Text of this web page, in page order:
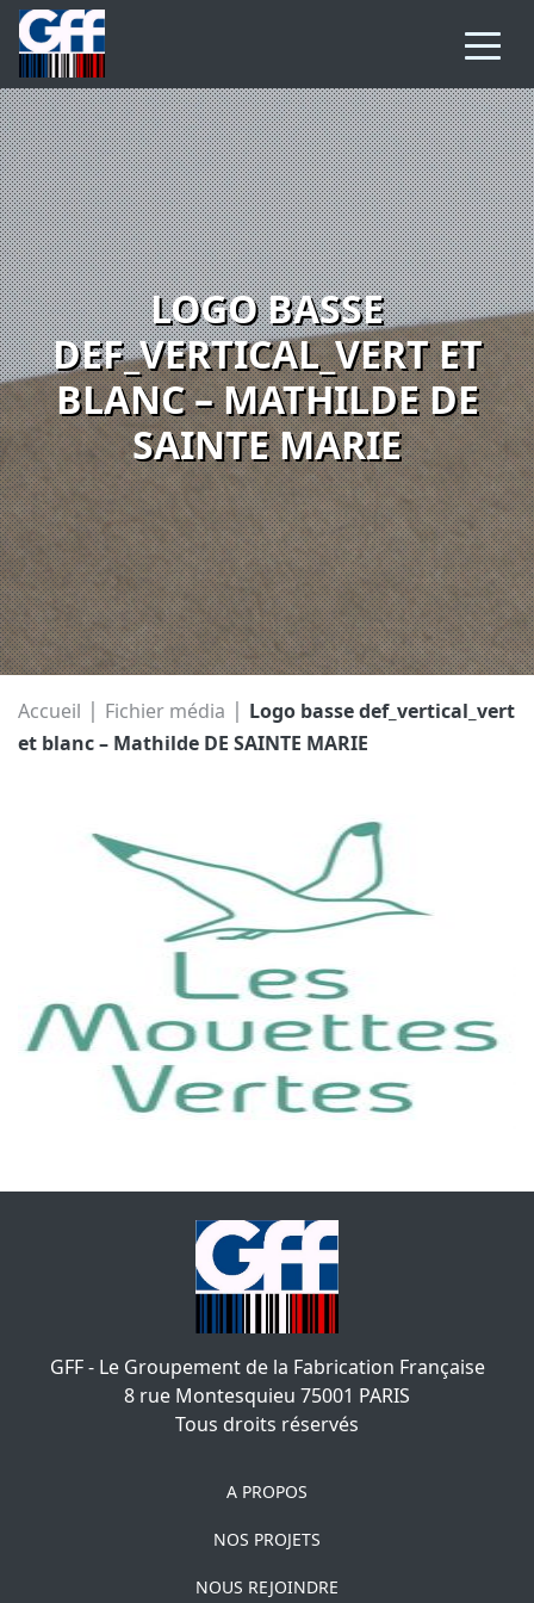
LOGO BASSE
DEF_VERTICAL_VERT ET
BLANC – MATHILDE DE
SAINTE MARIE
Accueil | Fichier média | Logo basse def_vertical_vert
et blanc – Mathilde DE SAINTE MARIE
GFF - Le Groupement de la Fabrication Française
8 rue Montesquieu 75001 PARIS
Tous droits réservés
A PROPOS
NOS PROJETS
NOUS REJOINDRE